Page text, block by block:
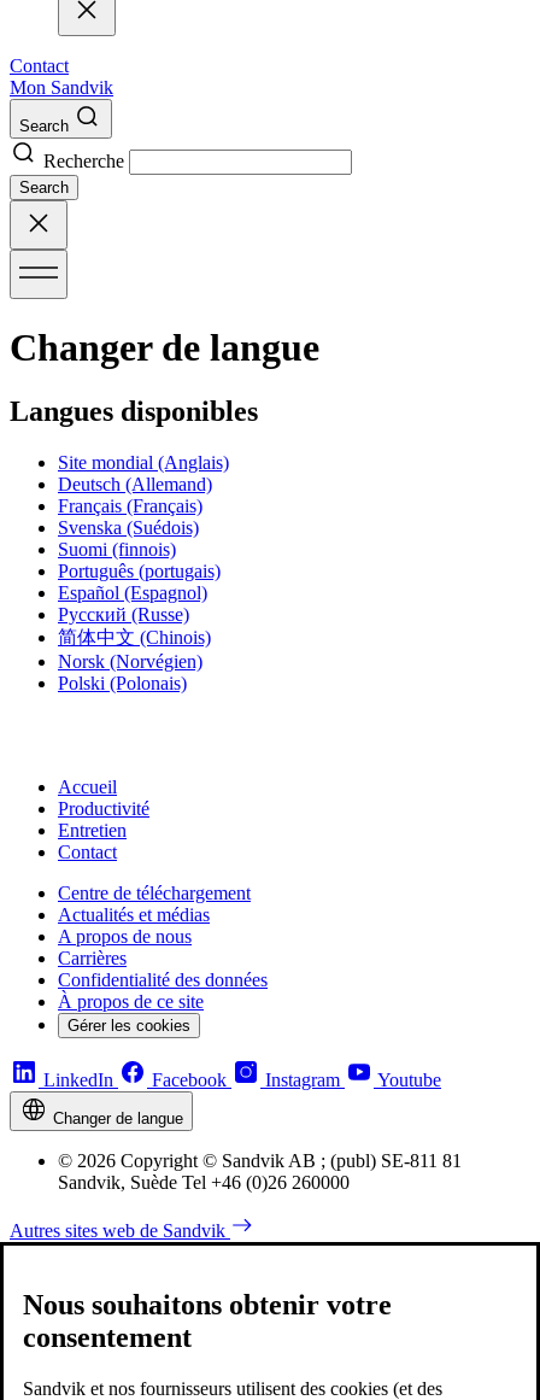
Contact
Mon Sandvik
Search
Recherche
Search
Changer de langue
Langues disponibles
Site mondial (Anglais)
Deutsch (Allemand)
Français (Français)
Svenska (Suédois)
Suomi (finnois)
Português (portugais)
Español (Espagnol)
Русский (Russe)
简体中文 (Chinois)
Norsk (Norvégien)
Polski (Polonais)
Accueil
Productivité
Entretien
Contact
Centre de téléchargement
Actualités et médias
A propos de nous
Carrières
Confidentialité des données
À propos de ce site
Gérer les cookies
LinkedIn Facebook Instagram Youtube
Changer de langue
© 2026 Copyright © Sandvik AB ; (publ) SE-811 81
Sandvik, Suède Tel +46 (0)26 260000
Autres sites web de Sandvik
Nous souhaitons obtenir votre
consentement
Sandvik et nos fournisseurs utilisent des cookies (et des